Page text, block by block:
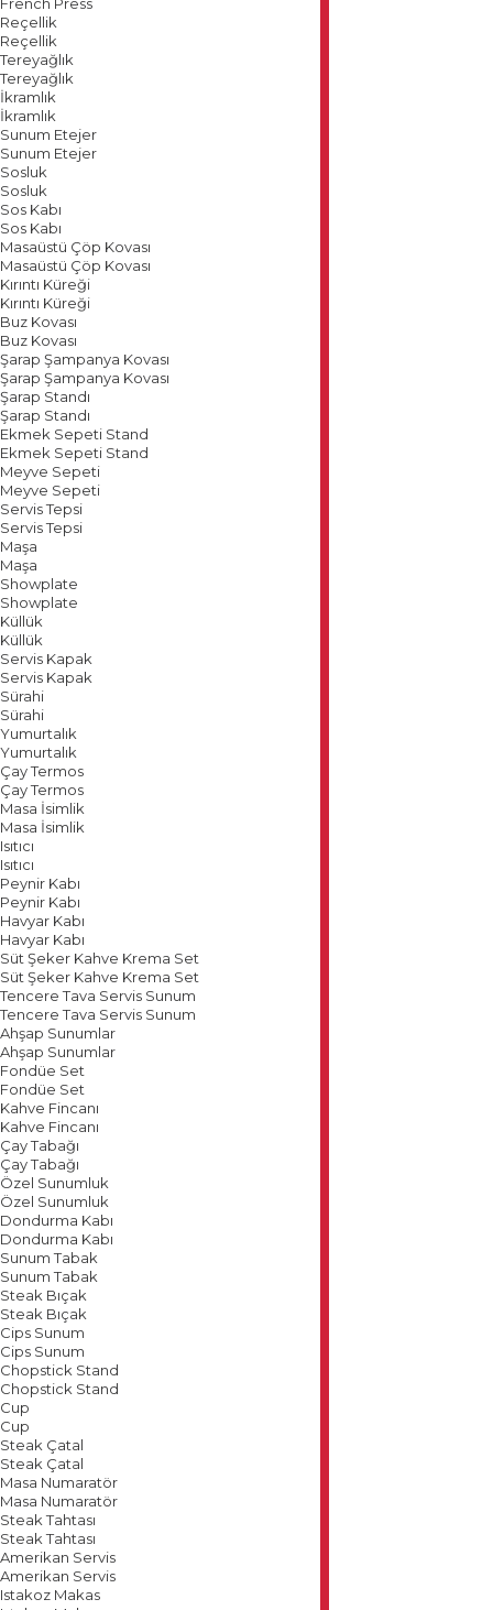
Reçellik
Reçellik
Tereyağlık
Tereyağlık
İkramlık
İkramlık
Sunum Etejer
Sunum Etejer
Sosluk
Sosluk
Sos Kabı
Sos Kabı
Masaüstü Çöp Kovası
Masaüstü Çöp Kovası
Kırıntı Küreği
Kırıntı Küreği
Buz Kovası
Buz Kovası
Şarap Şampanya Kovası
Şarap Şampanya Kovası
Şarap Standı
Şarap Standı
Ekmek Sepeti Stand
Ekmek Sepeti Stand
Meyve Sepeti
Meyve Sepeti
Servis Tepsi
Servis Tepsi
Maşa
Maşa
Showplate
Showplate
Küllük
Küllük
Servis Kapak
Servis Kapak
Sürahi
Sürahi
Yumurtalık
Yumurtalık
Çay Termos
Çay Termos
Masa İsimlik
Masa İsimlik
Isıtıcı
Isıtıcı
Peynir Kabı
Peynir Kabı
Havyar Kabı
Havyar Kabı
Süt Şeker Kahve Krema Set
Süt Şeker Kahve Krema Set
Tencere Tava Servis Sunum
Tencere Tava Servis Sunum
Ahşap Sunumlar
Ahşap Sunumlar
Fondüe Set
Fondüe Set
Kahve Fincanı
Kahve Fincanı
Çay Tabağı
Çay Tabağı
Özel Sunumluk
Özel Sunumluk
Dondurma Kabı
Dondurma Kabı
Sunum Tabak
Sunum Tabak
Steak Bıçak
Steak Bıçak
Cips Sunum
Cips Sunum
Chopstick Stand
Chopstick Stand
Cup
Cup
Steak Çatal
Steak Çatal
Masa Numaratör
Masa Numaratör
Steak Tahtası
Steak Tahtası
Amerikan Servis
Amerikan Servis
Istakoz Makas